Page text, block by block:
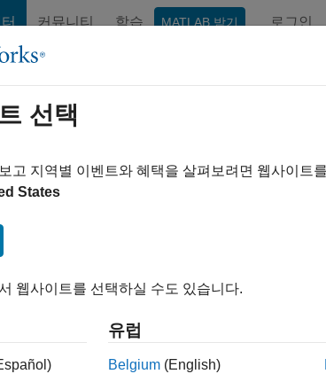
커뮤니티 학습 MATLAB 받기 로그인
이 페이지는 기계 번역을 사용하여 번역
Aerospace Blockset™은 고성능 항공기
참조 예제와 블록을 제공합니다. 이 블
및 추진 시스템용 블록이 포함됩니다.
우주선의 운동 및 방향을 표현할 수 있습
Aerospace Blockset은 재사용 가능한
선택
고 지역별 이벤트와 혜택을 살펴보려면 웹사이트
States
웹사이트를 선택하실 수도 있습니다.
유럽
Belgium (English)